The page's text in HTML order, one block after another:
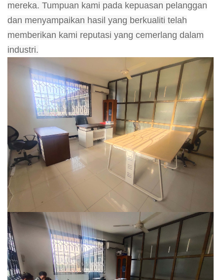
mereka. Tumpuan kami pada kepuasan pelanggan
dan menyampaikan hasil yang berkualiti telah
memberikan kami reputasi yang cemerlang dalam
industri.